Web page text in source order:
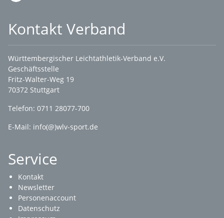
Kontakt Verband
Württembergischer Leichtathletik-Verband e.V.
Geschäftsstelle
Fritz-Walter-Weg 19
70372 Stuttgart
Telefon: 0711 28077-700
E-Mail: info(@)wlv-sport.de
Service
Kontakt
Newsletter
Personenaccount
Datenschutz